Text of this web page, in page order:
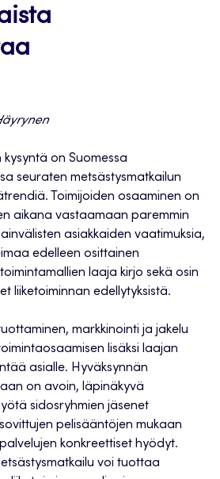
on Suomessa
seuraten metsästysmatkailun
Toimijoiden osaaminen on
aikana vastaamaan paremmin
asiakkaiden vaatimuksia,
edelleen osittainen
laaja kirjo sekä osin
liiketoiminnan edellytyksistä.
markkinointi ja jakelu
lisäksi laajan
asialle. Hyväksynnän
on avoin, läpinäkyvä
sidosryhmien jäsenet
pelisääntöjen mukaan
konkreettiset hyödyt.
voi tuottaa